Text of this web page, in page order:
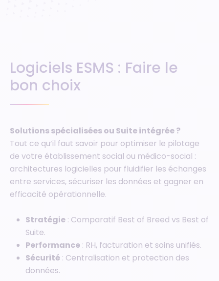
Logiciels ESMS : Faire le
bon choix
Solutions spécialisées ou Suite intégrée ?
Tout ce qu’il faut savoir pour optimiser le pilotage
de votre établissement social ou médico-social :
architectures logicielles pour fluidifier les échanges
entre services, sécuriser les données et gagner en
efficacité opérationnelle.
Stratégie : Comparatif Best of Breed vs Best of
Suite.
Performance : RH, facturation et soins unifiés.
Sécurité : Centralisation et protection des
données.